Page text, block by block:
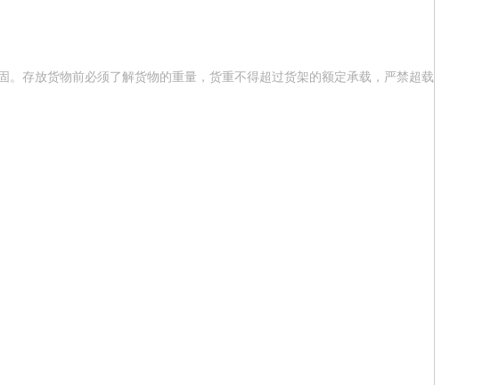
存放货物前必须了解货物的重量，货重不得超过货架的额定承载，严禁超载。存放包